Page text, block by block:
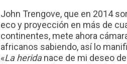
John Trengove, que en 2014
eco y proyección en más de
continentes, mete ahora
africanos sabiendo, así lo
«La heridanace de mi deseo